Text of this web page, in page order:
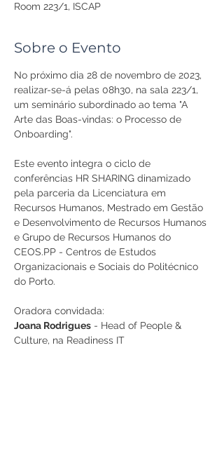
Room 223/1, ISCAP
Sobre o Evento
No próximo dia 28 de novembro de 2023,
realizar-se-á pelas 08h30, na sala 223/1,
um seminário subordinado ao tema "A
Arte das Boas-vindas: o Processo de
Onboarding".
Este evento integra o ciclo de
conferências HR SHARING dinamizado
pela parceria da Licenciatura em
Recursos Humanos, Mestrado em Gestão
e Desenvolvimento de Recursos Humanos
e Grupo de Recursos Humanos do
CEOS.PP - Centros de Estudos
Organizacionais e Sociais do Politécnico
do Porto.
Oradora convidada:
Joana Rodrigues - Head of People &
Culture, na Readiness IT